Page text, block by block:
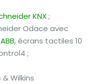
KNX;
Odace avec
ABB, écrans tactiles 10
;
Wilkins